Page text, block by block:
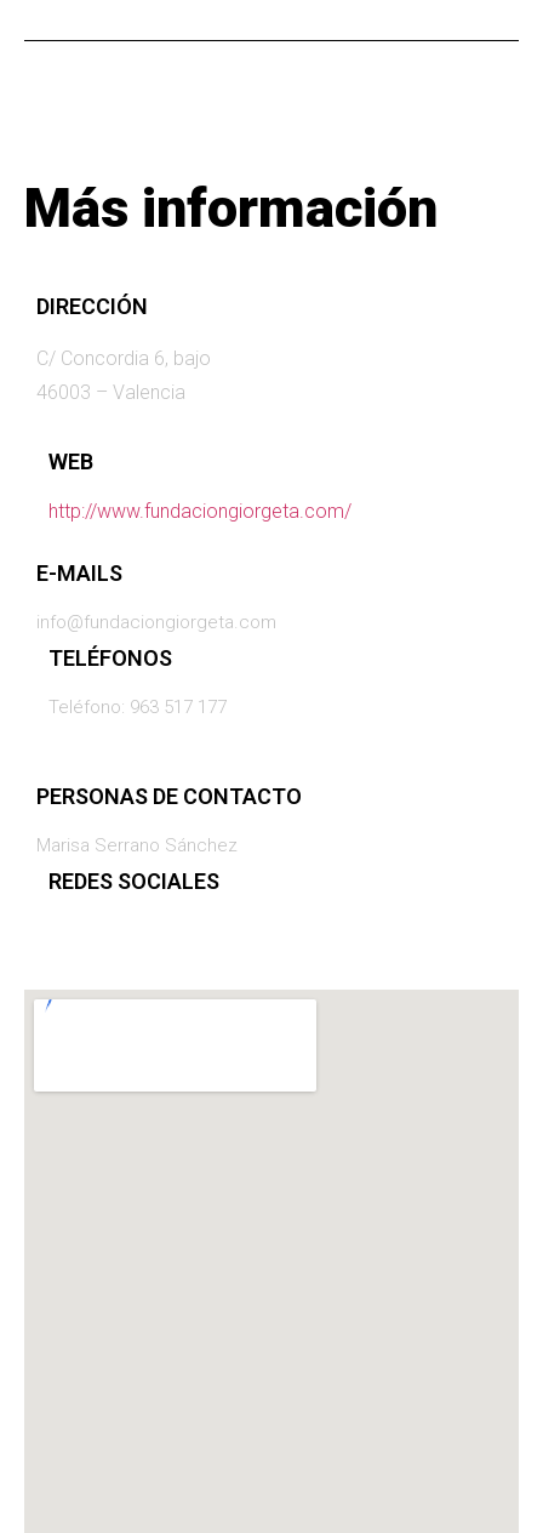
Más información
DIRECCIÓN
C/ Concordia 6, bajo
46003 – Valencia
WEB
http://www.fundaciongiorgeta.com/
E-MAILS
info@fundaciongiorgeta.com
TELÉFONOS
Teléfono: 963 517 177
PERSONAS DE CONTACTO
Marisa Serrano Sánchez
REDES SOCIALES